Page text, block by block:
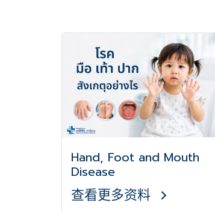
Hand, Foot and Mouth
Disease
查看更多资料